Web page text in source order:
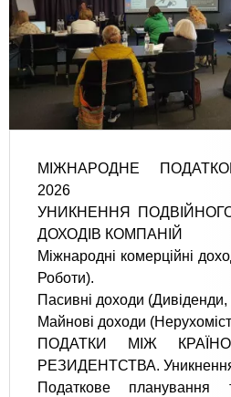
МІЖНАРОДНЕ
2026
УНИКНЕННЯ
ДОХОДІВ КОМПАНІЙ
Міжнародні комерційні
Роботи).
Пасивні доходи (Дивіденди,
Майнові доходи
ПОДАТКИ МІЖ
РЕЗИДЕНТСТВА. Уникнення
Податкове планування